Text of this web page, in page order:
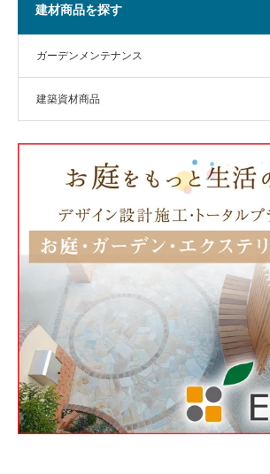
建材商品を探す
ガーデンメンテナンス
建築資材商品